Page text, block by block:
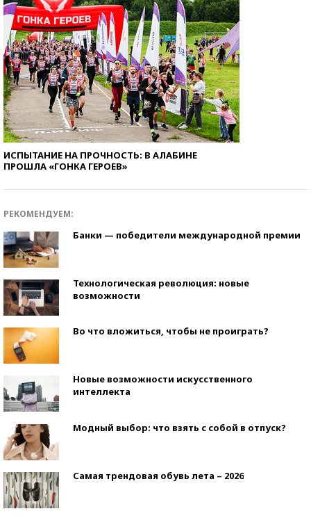
ИСПЫТАНИЕ НА ПРОЧНОСТЬ: В АЛАБИНЕ
ПРОШЛА «ГОНКА ГЕРОЕВ»
РЕКОМЕНДУЕМ:
Банки — победители международной премии
Технологическая революция: новые
возможности
Во что вложиться, чтобы не проиграть?
Новые возможности искусственного
интеллекта
Модный выбор: что взять с собой в отпуск?
Самая трендовая обувь лета – 2026